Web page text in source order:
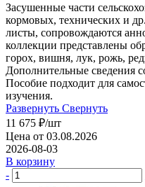
Засушенные части
кормовых, технических и
листы, сопровождаются
коллекции представлены
горох, вишня, лук, рожь,
Дополнительные сведения
Пособие подходит для
изучения.
Развернуть Свернуть
11 675 ₽/шт
Цена от 03.08.2026
2026-08-03
В корзину
-